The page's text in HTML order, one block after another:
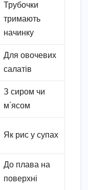
Трубочки
тримають
начинку
Для овочевих
салатів
З сиром чи
м’ясом
Як рис у супах
До плава на
поверхні